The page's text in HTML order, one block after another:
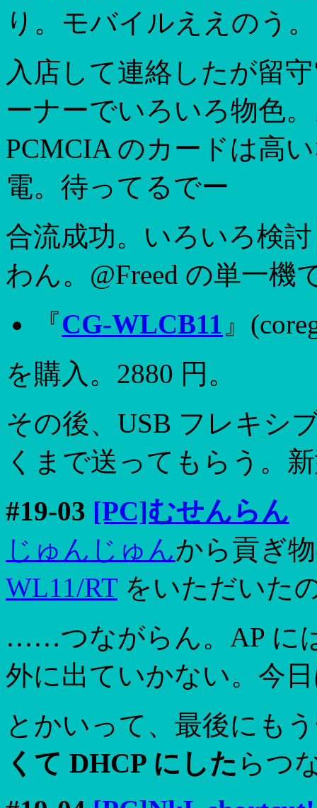
り。モバイルええのう。
入店して連絡したが留
ーナーでいろいろ物色
PCMCIA のカードは高
電。待ってるでー
合流成功。いろいろ検
わん。@Freed の単一
『CG-WLCB11 』
を購入。2880 円。
その後、USB フレキシ
くまで送ってもらう。
#19-03 [PC]むせんらん
じゅんじゅんから貢ぎ
WL11/RTをいただいた
……つながらん。AP に
外に出ていかない。今
とかいって、最後にも
くて DHCP にした らつ